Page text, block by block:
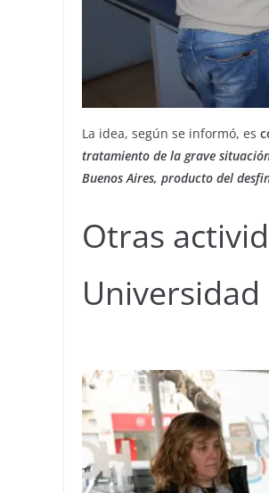
La idea, según se informó, es
tratamiento de la grave
Buenos Aires, producto del
Otras
Universidad